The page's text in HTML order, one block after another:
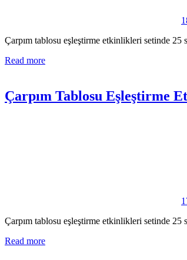
Çarpım tablosu eşleştirme etkinlikleri setinde 25
Read more
Çarpım Tablosu Eşleştirme
Çarpım tablosu eşleştirme etkinlikleri setinde 25
Read more